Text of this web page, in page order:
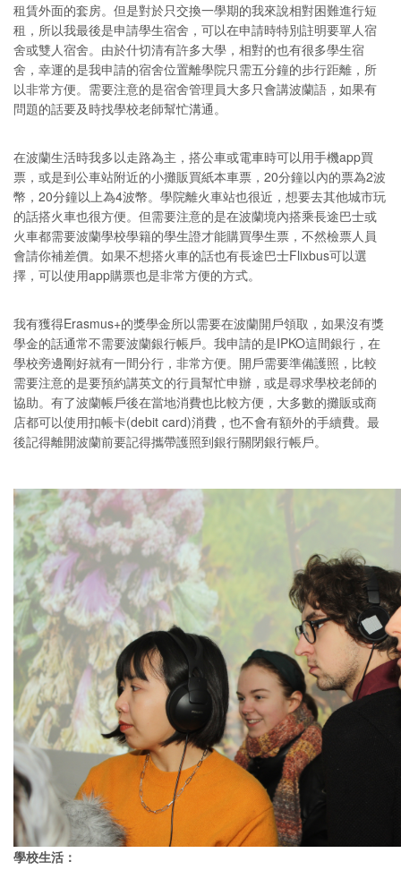
租賃外面的套房。但是對於只交換一學期的我來說相對困難進行短
租，所以我最後是申請學生宿舍，可以在申請時特別註明要單人宿
舍或雙人宿舍。由於什切清有許多大學，相對的也有很多學生宿
舍，幸運的是我申請的宿舍位置離學院只需五分鐘的步行距離，所
以非常方便。需要注意的是宿舍管理員大多只會講波蘭語，如果有
問題的話要及時找學校老師幫忙溝通。
在波蘭生活時我多以走路為主，搭公車或電車時可以用手機app買
票，或是到公車站附近的小攤販買紙本車票，20分鐘以內的票為2波
幣，20分鐘以上為4波幣。學院離火車站也很近，想要去其他城市玩
的話搭火車也很方便。但需要注意的是在波蘭境內搭乘長途巴士或
火車都需要波蘭學校學籍的學生證才能購買學生票，不然檢票人員
會請你補差價。如果不想搭火車的話也有長途巴士Flixbus可以選
擇，可以使用app購票也是非常方便的方式。
我有獲得Erasmus+的獎學金所以需要在波蘭開戶領取，如果沒有獎
學金的話通常不需要波蘭銀行帳戶。我申請的是IPKO這間銀行，在
學校旁邊剛好就有一間分行，非常方便。開戶需要準備護照，比較
需要注意的是要預約講英文的行員幫忙申辦，或是尋求學校老師的
協助。有了波蘭帳戶後在當地消費也比較方便，大多數的攤販或商
店都可以使用扣帳卡(debit card)消費，也不會有額外的手續費。最
後記得離開波蘭前要記得攜帶護照到銀行關閉銀行帳戶。
學校生活：